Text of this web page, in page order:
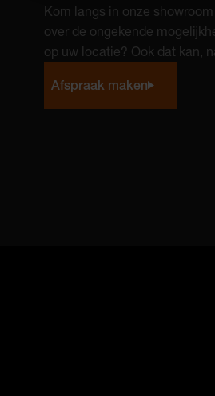
Kom langs in onze
over de ongekende
op uw locatie? Ook dat kan,
Afspraak maken